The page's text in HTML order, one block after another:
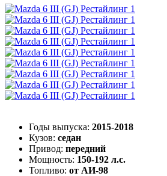
Годы выпуска: 2015-2018
Кузов: седан
Привод: передний
Мощность: 150-192 л.с.
Топливо: от АИ-98